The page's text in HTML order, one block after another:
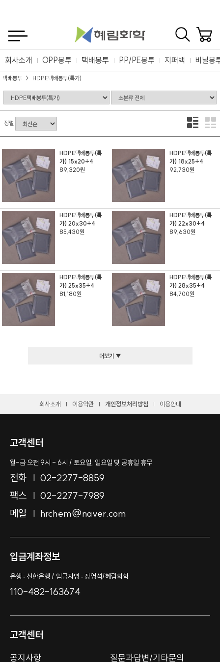
회사소개 OPP봉투 택배봉투 PP/PE봉투 지퍼백 비닐봉
택배봉투 HDPE택배봉투(특가)
정렬
HDPE택배봉투(특
가) 15x20+4
89,320원
HDPE택배봉투(특
가) 18x25+4
92,730원
HDPE택배봉투(특
가) 20x30+4
85,430원
HDPE택배봉투(특
가) 22x30+4
89,630원
HDPE택배봉투(특
가) 25x35+4
81,180원
HDPE택배봉투(특
가) 28x35+4
84,700원
더보기 ▼
회사소개 이용약관 개인정보처리방침 이용안내
고객센터
월-금 오전 9시 - 6시 / 토요일, 일요일 및 공휴일 휴무
전화
02-2277-8859
팩스
02-2277-7989
메일
hrchem@naver.com
입금계좌정보
은행 : 신한은행 / 입금자명 : 장영석/혜림화학
110-482-163674
고객센터
공지사항 질문과답변/기타문의